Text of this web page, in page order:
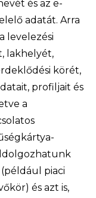
és az e-
adatát. Arra
levelezési
lakhelyét,
körét,
profiljait és
a
piaci
és azt is,